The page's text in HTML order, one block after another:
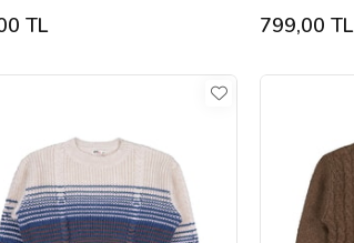
TL 799,00 TL